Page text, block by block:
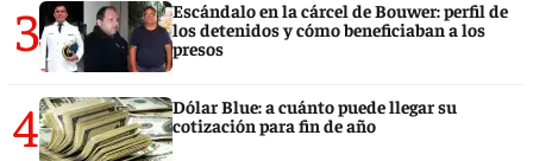
3
Escándalo en la cárcel de Bouwer: perfil de
los detenidos y cómo beneficiaban a los
presos
4
Dólar Blue: a cuánto puede llegar su
cotización para fin de año